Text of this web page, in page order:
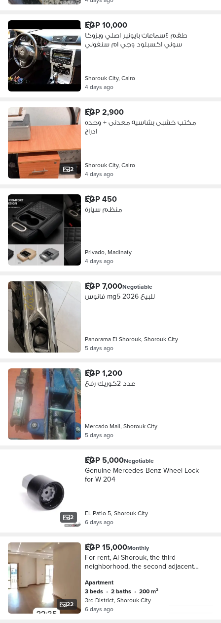
EGP 10,000
طقم ٤سماعات بايونير اصلي وبزوكا
سوني اكسبلود وجي ام سنفوني
Shorouk City, Cairo
4 days ago
2
EGP 2,900
مكتب خشبى بشاسيه معدنى + وحده
ادراج
Shorouk City, Cairo
4 days ago
EGP 450
منظم سيارة
Privado, Madinaty
4 days ago
EGP 7,000Negotiable
فانوس mg5 2026 للبيع
Panorama El Shorouk, Shorouk City
5 days ago
EGP 1,200
عدد 2كوريك رفع
Mercado Mall, Shorouk City
5 days ago
2
EGP 5,000Negotiable
Genuine Mercedes Benz Wheel Lock
for W 204
EL Patio 5, Shorouk City
6 days ago
22
EGP 15,000Monthly
For rent, Al-Shorouk, the third
neighborhood, the second adjacent
Ultra Super VIP finishing by a
company from Dubai, second floor
villa, 3 rooms, 2 bathrooms, 3
reception areas, 170 meters open
Apartment
3 beds • 2 baths •
200 m²
3rd District, Shorouk City
6 days ago